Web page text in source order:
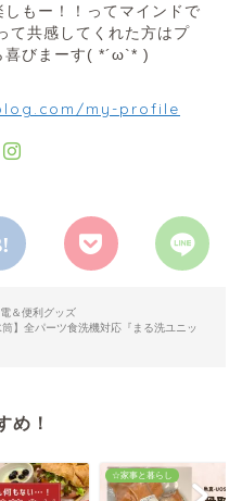
もー！！ってマインドで
て共感してくれた方はプ
喜びまーす( *´ω`* )
my-profile
＆便利グッズ
】全パーツ食洗機対応『まる洗ユニッ
め！
☆家事と暮らし